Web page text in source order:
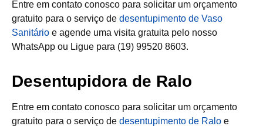
Entre em contato conosco para solicitar um orçamento
gratuito para o serviço de desentupimento de Vaso
Sanitário e agende uma visita gratuita pelo nosso
WhatsApp ou Ligue para (19) 99520 8603.
Desentupidora de Ralo
Entre em contato conosco para solicitar um orçamento
gratuito para o serviço de desentupimento de Ralo e